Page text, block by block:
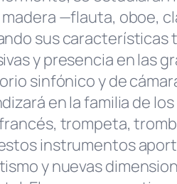
—flauta, oboe,
sus características
y presencia en las
sinfónico y de
en la familia de
trompeta,
instrumentos
y nuevas